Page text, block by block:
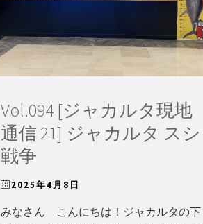
Vol.094 [ジャカルタ現地
通信 21] ジャカルタ スシ
戦争
2025年4月8日
みなさん こんにちは！ジャカルタの下